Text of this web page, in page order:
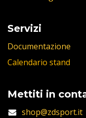
Servizi
Documentazione
Calendario stand
Mettiti in
shop@zdsport.it